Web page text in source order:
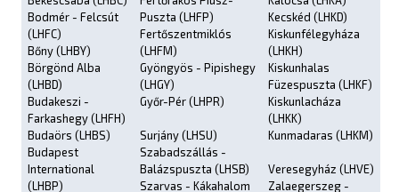
Bodmér - Felcsút
(LHFC)
Bőny (LHBY)
Börgönd Alba
(LHBD)
Budakeszi -
Farkashegy (LHFH)
Budaörs (LHBS)
Budapest
International
(LHBP)
Puszta (LHFP)
Fertőszentmiklós
(LHFM)
Gyöngyös - Pipishegy
(LHGY)
Győr-Pér (LHPR)
Surjány (LHSU)
Szabadszállás -
Balázspuszta (LHSB)
Szarvas - Kákahalom
Kecskéd (LHKD)
Kiskunfélegyháza
(LHKH)
Kiskunhalas
Füzespuszta (LHKF)
Kiskunlacháza
(LHKK)
Kunmadaras (LHKM)
Veresegyház (LHVE)
Zalaegerszeg -